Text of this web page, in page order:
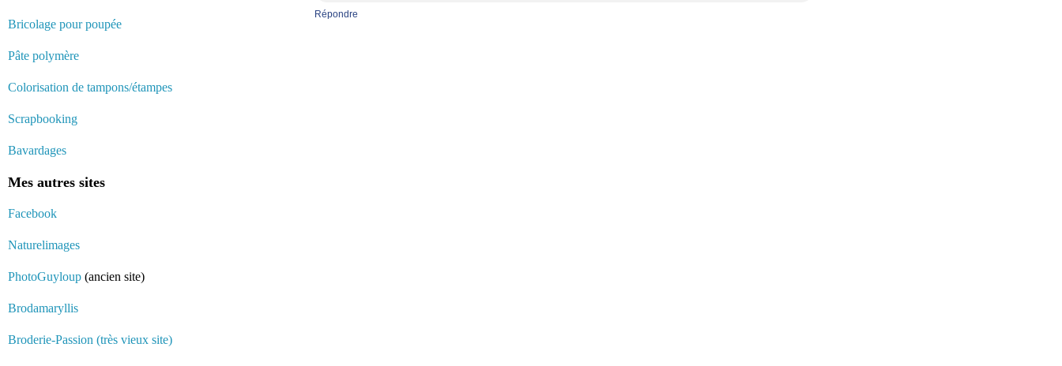
Bricolage pour poupée
Pâte polymère
Colorisation de tampons/étampes
Scrapbooking
Bavardages
Mes autres sites
Facebook
Naturelimages
PhotoGuyloup (ancien site)
Brodamaryllis
Broderie-Passion (très vieux site)
Répondre